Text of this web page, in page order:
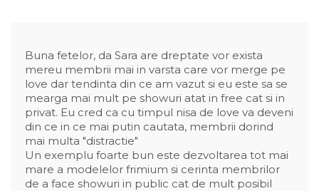
Buna fetelor, da Sara are dreptate vor exista
mereu membrii mai in varsta care vor merge pe
love dar tendinta din ce am vazut si eu este sa se
mearga mai mult pe showuri atat in free cat si in
privat. Eu cred ca cu timpul nisa de love va deveni
din ce in ce mai putin cautata, membrii dorind
mai multa "distractie"
Un exemplu foarte bun este dezvoltarea tot mai
mare a modelelor frimium si cerinta membrilor
de a face showuri in public cat de mult posibil